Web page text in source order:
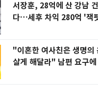
서장훈, 28억에 산 강남
다…세후 차익 280억 '잭
"이혼한 여사친은 생명의
살게 해달라" 남편 요구